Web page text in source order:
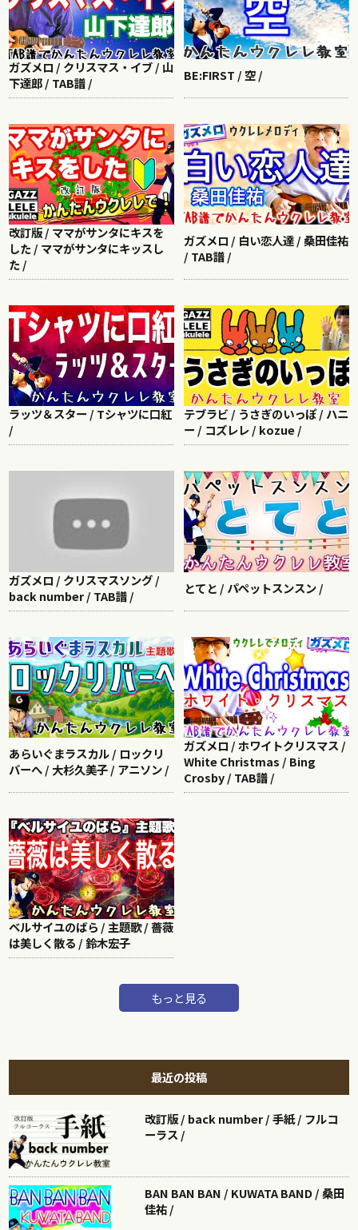
ガズメロ / クリスマス・イブ / 山
下達郎 / TAB譜 /
BE:FIRST / 空 /
改訂版 / ママがサンタにキスを
した / ママがサンタにキッスし
た /
ガズメロ / 白い恋人達 / 桑田佳祐
/ TAB譜 /
ラッツ＆スター / Tシャツに口紅
/
テブラビ / うさぎのいっぽ / ハニ
ー / コズレレ / kozue /
ガズメロ / クリスマスソング /
back number / TAB譜 /
とてと / パペットスンスン /
あらいぐまラスカル / ロックリ
バーへ / 大杉久美子 / アニソン /
ガズメロ / ホワイトクリスマス /
White Christmas / Bing
Crosby / TAB譜 /
ベルサイユのばら / 主題歌 / 薔薇
は美しく散る / 鈴木宏子
もっと見る
最近の投稿
改訂版 / back number / 手紙 / フルコ
ーラス /
BAN BAN BAN / KUWATA BAND / 桑田
佳祐 /